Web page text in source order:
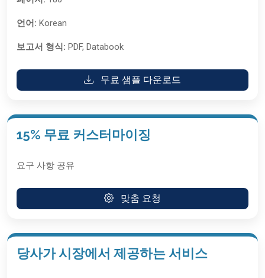
언어: Korean
보고서 형식: PDF, Databook
무료 샘플 다운로드
15% 무료 커스터마이징
요구 사항 공유
맞춤 요청
당사가 시장에서 제공하는 서비스